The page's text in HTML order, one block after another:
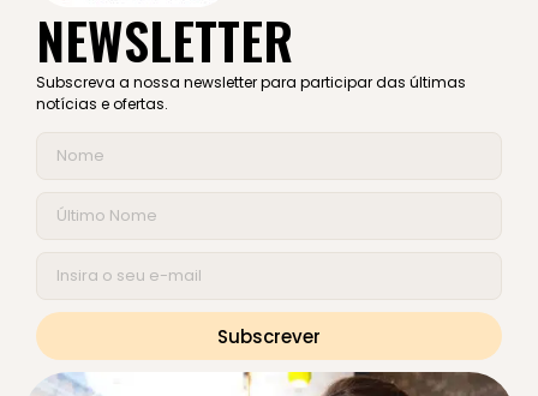
NEWSLETTER
Subscreva a nossa newsletter para participar das últimas
notícias e ofertas.
Subscrever